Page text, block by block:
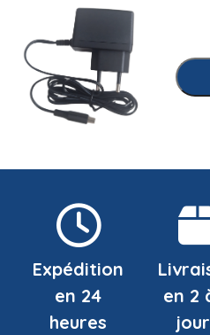
Expédition
en 24
heures
en 2